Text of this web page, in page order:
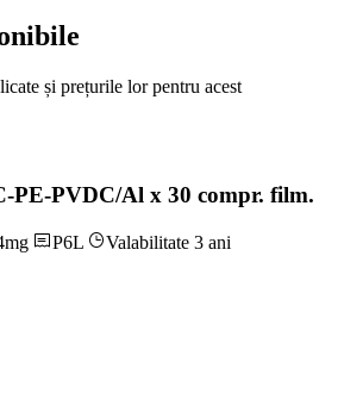
și prețurile lor pentru acest
PE-PVDC/Al x 30 compr. film.
P6L
Valabilitate 3 ani